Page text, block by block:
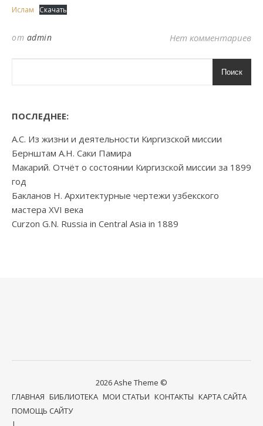
Ислам Скачать
от admin Нет комментариев
Поиск
ПОСЛЕДНЕЕ:
А.С. Из жизни и деятельности Киргизской миссии
Бернштам А.Н. Саки Памира
Макарий. Отчёт о состоянии Киргизской миссии за 1899
год
Бакланов Н. Архитектурные чертежи узбекского
мастера XVI века
Curzon G.N. Russia in Central Asia in 1889
2026 Ashe Theme ©
ГЛАВНАЯ БИБЛИОТЕКА МОИ СТАТЬИ КОНТАКТЫ КАРТА САЙТА
ПОМОЩЬ САЙТУ